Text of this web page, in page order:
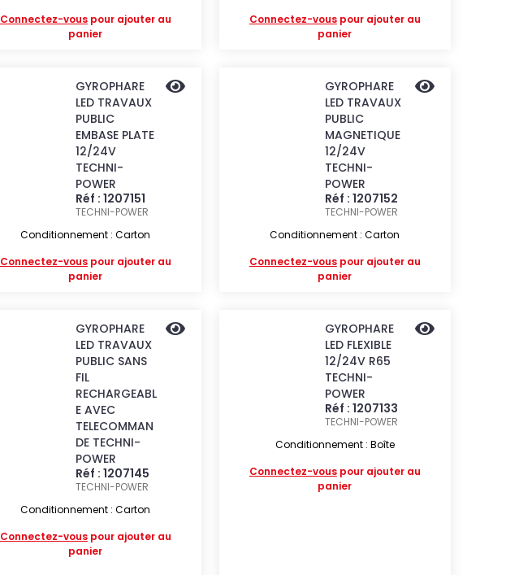
Connectez-vouspour ajouter au
panier
Connectez-vouspour ajouter au
panier
GYROPHARE
LED TRAVAUX
PUBLIC
EMBASE PLATE
12/24V
TECHNI-
POWER
Réf : 1207151
TECHNI-POWER
Conditionnement : Carton
Connectez-vouspour ajouter au
panier
GYROPHARE
LED TRAVAUX
PUBLIC
MAGNETIQUE
12/24V
TECHNI-
POWER
Réf : 1207152
TECHNI-POWER
Conditionnement : Carton
Connectez-vouspour ajouter au
panier
GYROPHARE
LED TRAVAUX
PUBLIC SANS
FIL
RECHARGEABL
E AVEC
TELECOMMAN
DE TECHNI-
POWER
Réf : 1207145
TECHNI-POWER
Conditionnement : Carton
Connectez-vouspour ajouter au
panier
GYROPHARE
LED FLEXIBLE
12/24V R65
TECHNI-
POWER
Réf : 1207133
TECHNI-POWER
Conditionnement : Boîte
Connectez-vouspour ajouter au
panier